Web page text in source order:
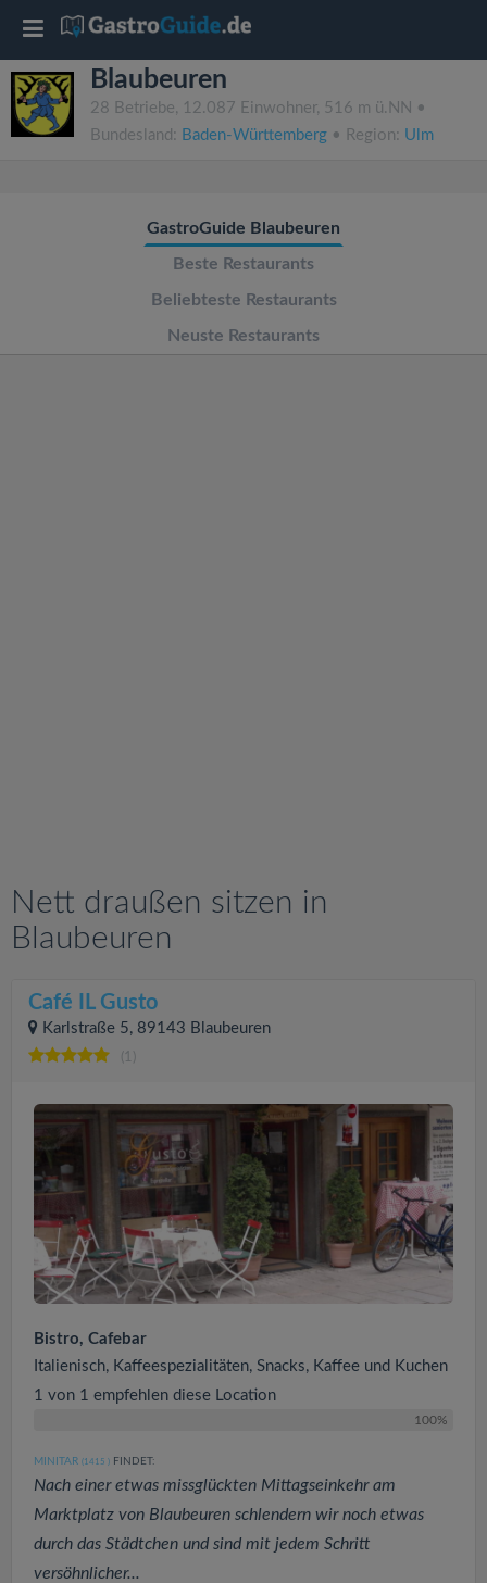
Blaubeuren
28 Betriebe, 12.087 Einwohner, 516 m ü.NN •
Bundesland: Baden-Württemberg • Region: Ulm
GastroGuide Blaubeuren
Beste Restaurants
Beliebteste Restaurants
Neuste Restaurants
Nett draußen sitzen in
Blaubeuren
Café IL Gusto
Karlstraße 5, 89143 Blaubeuren
(1)
Bistro, Cafebar
Italienisch, Kaffeespezialitäten, Snacks, Kaffee und Kuchen
1 von 1 empfehlen diese Location
100%
MINITAR (1415 ) FINDET:
Nach einer etwas missglückten Mittagseinkehr am
Marktplatz von Blaubeuren schlendern wir noch etwas
durch das Städtchen und sind mit jedem Schritt
versöhnlicher...
T
o
g